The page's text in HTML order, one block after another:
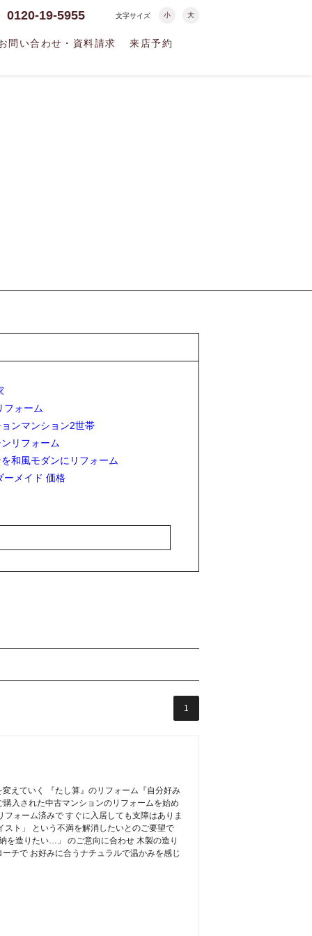
0120-19-5955 文字サイズ 小 大
問い合わせ・資料請求 来店予約
フォーム
ンマンション2世帯
リフォーム
和風モダンにリフォーム
ーメイド 価格
1
えていく 『たし算』のリフォーム『自分好み
入された中古マンションのリフォームを始め
ォーム済みで すぐに入居しても支障はありま
ト」 という不満を解消したいとのご要望で
を造りたい…」 のご意向に合わせ 木製の造り
チで お好みに合うナチュラルで温かみを感じ